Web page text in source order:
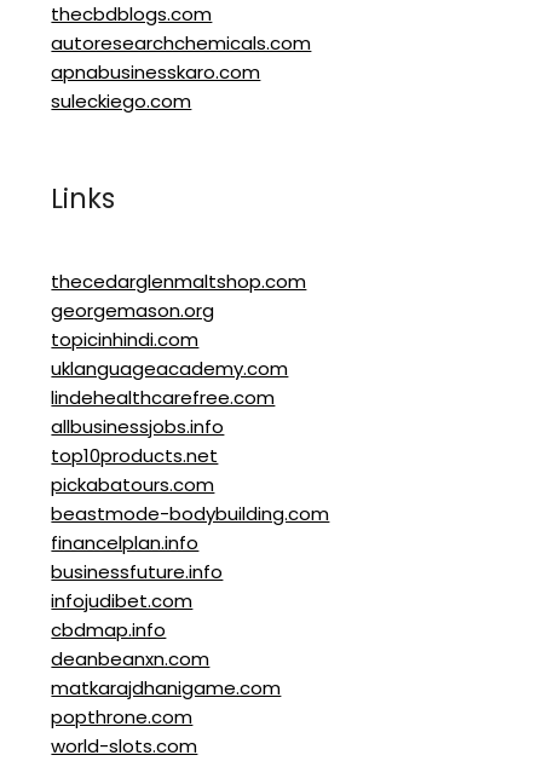
thecbdblogs.com
autoresearchchemicals.com
apnabusinesskaro.com
suleckiego.com
Links
thecedarglenmaltshop.com
georgemason.org
topicinhindi.com
uklanguageacademy.com
lindehealthcarefree.com
allbusinessjobs.info
top10products.net
pickabatours.com
beastmode-bodybuilding.com
financelplan.info
businessfuture.info
infojudibet.com
cbdmap.info
deanbeanxn.com
matkarajdhanigame.com
popthrone.com
world-slots.com